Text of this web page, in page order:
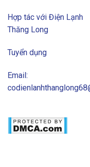
Hợp tác với Điện Lạnh
Thăng Long
Tuyển dụng
Email: